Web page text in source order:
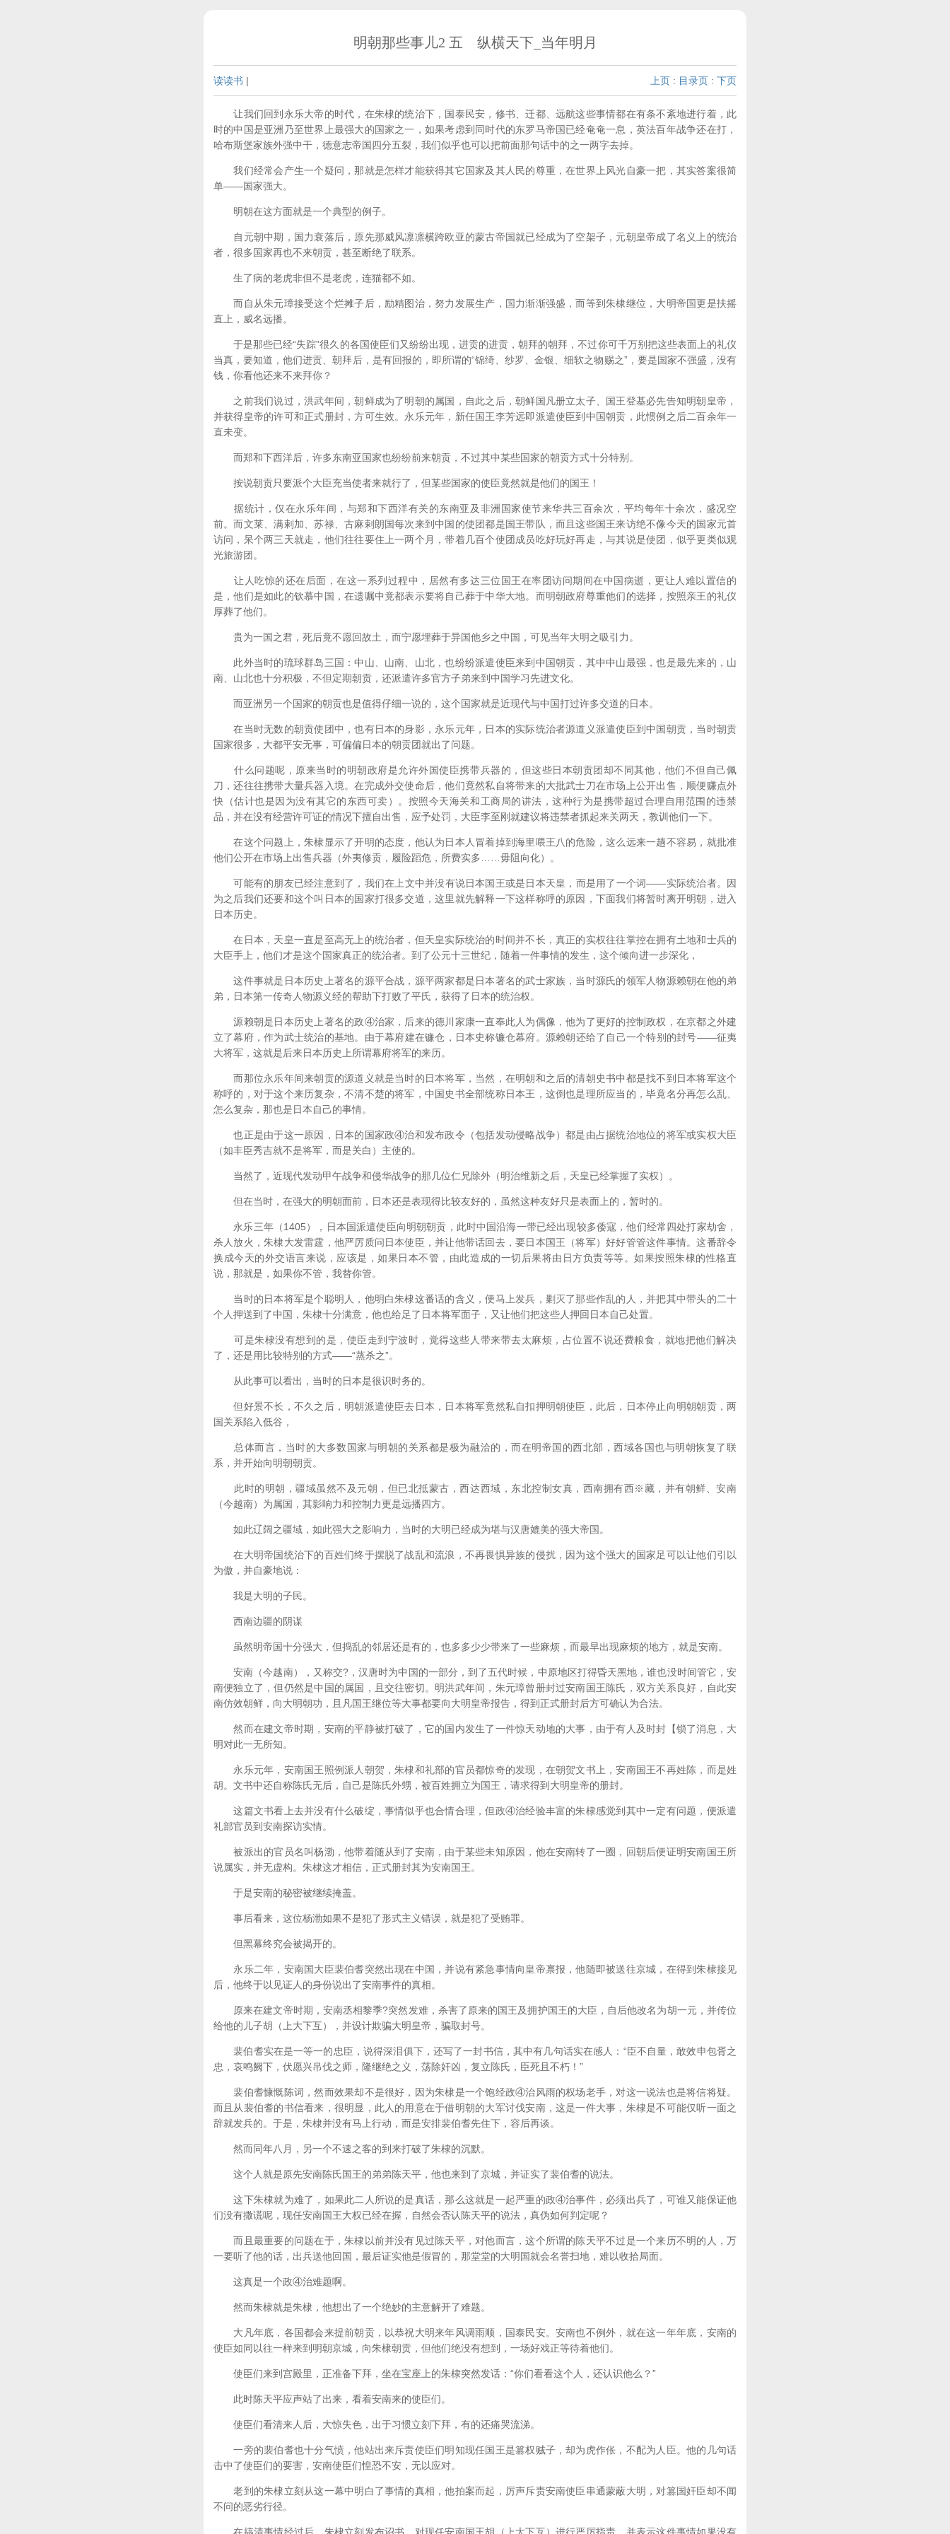
明朝那些事儿2 五 纵横天下_当年明月
读读书 | 上页 : 目录页 : 下页
让我们回到永乐大帝的时代，在朱棣的统治下，国泰民安，修书、迁都、远航这些事情都在有条不紊地进行着，此
时的中国是亚洲乃至世界上最强大的国家之一，如果考虑到同时代的东罗马帝国已经奄奄一息，英法百年战争还在打，
哈布斯堡家族外强中干，德意志帝国四分五裂，我们似乎也可以把前面那句话中的之一两字去掉。
我们经常会产生一个疑问，那就是怎样才能获得其它国家及其人民的尊重，在世界上风光自豪一把，其实答案很简
单——国家强大。
明朝在这方面就是一个典型的例子。
自元朝中期，国力衰落后，原先那威风凛凛横跨欧亚的蒙古帝国就已经成为了空架子，元朝皇帝成了名义上的统治
者，很多国家再也不来朝贡，甚至断绝了联系。
生了病的老虎非但不是老虎，连猫都不如。
而自从朱元璋接受这个烂摊子后，励精图治，努力发展生产，国力渐渐强盛，而等到朱棣继位，大明帝国更是扶摇
直上，威名远播。
于是那些已经“失踪”很久的各国使臣们又纷纷出现，进贡的进贡，朝拜的朝拜，不过你可千万别把这些表面上的礼仪
当真，要知道，他们进贡、朝拜后，是有回报的，即所谓的“锦绮、纱罗、金银、细软之物赐之”，要是国家不强盛，没有
钱，你看他还来不来拜你？
之前我们说过，洪武年间，朝鲜成为了明朝的属国，自此之后，朝鲜国凡册立太子、国王登基必先告知明朝皇帝，
并获得皇帝的许可和正式册封，方可生效。永乐元年，新任国王李芳远即派遣使臣到中国朝贡，此惯例之后二百余年一
直未变。
而郑和下西洋后，许多东南亚国家也纷纷前来朝贡，不过其中某些国家的朝贡方式十分特别。
按说朝贡只要派个大臣充当使者来就行了，但某些国家的使臣竟然就是他们的国王！
据统计，仅在永乐年间，与郑和下西洋有关的东南亚及非洲国家使节来华共三百余次，平均每年十余次，盛况空
前。而文莱、满剌加、苏禄、古麻剌朗国每次来到中国的使团都是国王带队，而且这些国王来访绝不像今天的国家元首
访问，呆个两三天就走，他们往往要住上一两个月，带着几百个使团成员吃好玩好再走，与其说是使团，似乎更类似观
光旅游团。
让人吃惊的还在后面，在这一系列过程中，居然有多达三位国王在率团访问期间在中国病逝，更让人难以置信的
是，他们是如此的钦慕中国，在遗嘱中竟都表示要将自己葬于中华大地。而明朝政府尊重他们的选择，按照亲王的礼仪
厚葬了他们。
贵为一国之君，死后竟不愿回故土，而宁愿埋葬于异国他乡之中国，可见当年大明之吸引力。
此外当时的琉球群岛三国：中山、山南、山北，也纷纷派遣使臣来到中国朝贡，其中中山最强，也是最先来的，山
南、山北也十分积极，不但定期朝贡，还派遣许多官方子弟来到中国学习先进文化。
而亚洲另一个国家的朝贡也是值得仔细一说的，这个国家就是近现代与中国打过许多交道的日本。
在当时无数的朝贡使团中，也有日本的身影，永乐元年，日本的实际统治者源道义派遣使臣到中国朝贡，当时朝贡
国家很多，大都平安无事，可偏偏日本的朝贡团就出了问题。
什么问题呢，原来当时的明朝政府是允许外国使臣携带兵器的，但这些日本朝贡团却不同其他，他们不但自己佩
刀，还往往携带大量兵器入境。在完成外交使命后，他们竟然私自将带来的大批武士刀在市场上公开出售，顺便赚点外
快（估计也是因为没有其它的东西可卖）。按照今天海关和工商局的讲法，这种行为是携带超过合理自用范围的违禁
品，并在没有经营许可证的情况下擅自出售，应予处罚，大臣李至刚就建议将违禁者抓起来关两天，教训他们一下。
在这个问题上，朱棣显示了开明的态度，他认为日本人冒着掉到海里喂王八的危险，这么远来一趟不容易，就批准
他们公开在市场上出售兵器（外夷修贡，履险蹈危，所费实多……毋阻向化）。
可能有的朋友已经注意到了，我们在上文中并没有说日本国王或是日本天皇，而是用了一个词——实际统治者。因
为之后我们还要和这个叫日本的国家打很多交道，这里就先解释一下这样称呼的原因，下面我们将暂时离开明朝，进入
日本历史。
在日本，天皇一直是至高无上的统治者，但天皇实际统治的时间并不长，真正的实权往往掌控在拥有土地和士兵的
大臣手上，他们才是这个国家真正的统治者。到了公元十三世纪，随着一件事情的发生，这个倾向进一步深化，
这件事就是日本历史上著名的源平合战，源平两家都是日本著名的武士家族，当时源氏的领军人物源赖朝在他的弟
弟，日本第一传奇人物源义经的帮助下打败了平氏，获得了日本的统治权。
源赖朝是日本历史上著名的政④治家，后来的德川家康一直奉此人为偶像，他为了更好的控制政权，在京都之外建
立了幕府，作为武士统治的基地。由于幕府建在镰仓，日本史称镰仓幕府。源赖朝还给了自己一个特别的封号——征夷
大将军，这就是后来日本历史上所谓幕府将军的来历。
而那位永乐年间来朝贡的源道义就是当时的日本将军，当然，在明朝和之后的清朝史书中都是找不到日本将军这个
称呼的，对于这个来历复杂，不清不楚的将军，中国史书全部统称日本王，这倒也是理所应当的，毕竟名分再怎么乱、
怎么复杂，那也是日本自己的事情。
也正是由于这一原因，日本的国家政④治和发布政令（包括发动侵略战争）都是由占据统治地位的将军或实权大臣
（如丰臣秀吉就不是将军，而是关白）主使的。
当然了，近现代发动甲午战争和侵华战争的那几位仁兄除外（明治维新之后，天皇已经掌握了实权）。
但在当时，在强大的明朝面前，日本还是表现得比较友好的，虽然这种友好只是表面上的，暂时的。
永乐三年（1405），日本国派遣使臣向明朝朝贡，此时中国沿海一带已经出现较多倭寇，他们经常四处打家劫舍，
杀人放火，朱棣大发雷霆，他严厉质问日本使臣，并让他带话回去，要日本国王（将军）好好管管这件事情。这番辞令
换成今天的外交语言来说，应该是，如果日本不管，由此造成的一切后果将由日方负责等等。如果按照朱棣的性格直
说，那就是，如果你不管，我替你管。
当时的日本将军是个聪明人，他明白朱棣这番话的含义，便马上发兵，剿灭了那些作乱的人，并把其中带头的二十
个人押送到了中国，朱棣十分满意，他也给足了日本将军面子，又让他们把这些人押回日本自己处置。
可是朱棣没有想到的是，使臣走到宁波时，觉得这些人带来带去太麻烦，占位置不说还费粮食，就地把他们解决
了，还是用比较特别的方式——“蒸杀之”。
从此事可以看出，当时的日本是很识时务的。
但好景不长，不久之后，明朝派遣使臣去日本，日本将军竟然私自扣押明朝使臣，此后，日本停止向明朝朝贡，两
国关系陷入低谷，
总体而言，当时的大多数国家与明朝的关系都是极为融洽的，而在明帝国的西北部，西域各国也与明朝恢复了联
系，并开始向明朝朝贡。
此时的明朝，疆域虽然不及元朝，但已北抵蒙古，西达西域，东北控制女真，西南拥有西※藏，并有朝鲜、安南
（今越南）为属国，其影响力和控制力更是远播四方。
如此辽阔之疆域，如此强大之影响力，当时的大明已经成为堪与汉唐媲美的强大帝国。
在大明帝国统治下的百姓们终于摆脱了战乱和流浪，不再畏惧异族的侵扰，因为这个强大的国家足可以让他们引以
为傲，并自豪地说：
我是大明的子民。
西南边疆的阴谋
虽然明帝国十分强大，但捣乱的邻居还是有的，也多多少少带来了一些麻烦，而最早出现麻烦的地方，就是安南。
安南（今越南），又称交?，汉唐时为中国的一部分，到了五代时候，中原地区打得昏天黑地，谁也没时间管它，安
南便独立了，但仍然是中国的属国，且交往密切。明洪武年间，朱元璋曾册封过安南国王陈氏，双方关系良好，自此安
南仿效朝鲜，向大明朝功，且凡国王继位等大事都要向大明皇帝报告，得到正式册封后方可确认为合法。
然而在建文帝时期，安南的平静被打破了，它的国内发生了一件惊天动地的大事，由于有人及时封【锁了消息，大
明对此一无所知。
永乐元年，安南国王照例派人朝贺，朱棣和礼部的官员都惊奇的发现，在朝贺文书上，安南国王不再姓陈，而是姓
胡。文书中还自称陈氏无后，自己是陈氏外甥，被百姓拥立为国王，请求得到大明皇帝的册封。
这篇文书看上去并没有什么破绽，事情似乎也合情合理，但政④治经验丰富的朱棣感觉到其中一定有问题，便派遣
礼部官员到安南探访实情。
被派出的官员名叫杨渤，他带着随从到了安南，由于某些未知原因，他在安南转了一圈，回朝后便证明安南国王所
说属实，并无虚构。朱棣这才相信，正式册封其为安南国王。
于是安南的秘密被继续掩盖。
事后看来，这位杨渤如果不是犯了形式主义错误，就是犯了受贿罪。
但黑幕终究会被揭开的。
永乐二年，安南国大臣裴伯耆突然出现在中国，并说有紧急事情向皇帝禀报，他随即被送往京城，在得到朱棣接见
后，他终于以见证人的身份说出了安南事件的真相。
原来在建文帝时期，安南丞相黎季?突然发难，杀害了原来的国王及拥护国王的大臣，自后他改名为胡一元，并传位
给他的儿子胡（上大下互），并设计欺骗大明皇帝，骗取封号。
裴伯耆实在是一等一的忠臣，说得深泪俱下，还写了一封书信，其中有几句话实在感人：“臣不自量，敢效申包胥之
忠，哀鸣阙下，伏愿兴吊伐之师，隆继绝之义，荡除奸凶，复立陈氏，臣死且不朽！”
裴伯耆慷慨陈词，然而效果却不是很好，因为朱棣是一个饱经政④治风雨的权场老手，对这一说法也是将信将疑。
而且从裴伯耆的书信看来，很明显，此人的用意在于借明朝的大军讨伐安南，这是一件大事，朱棣是不可能仅听一面之
辞就发兵的。于是，朱棣并没有马上行动，而是安排裴伯耆先住下，容后再谈。
然而同年八月，另一个不速之客的到来打破了朱棣的沉默。
这个人就是原先安南陈氏国王的弟弟陈天平，他也来到了京城，并证实了裴伯耆的说法。
这下朱棣就为难了，如果此二人所说的是真话，那么这就是一起严重的政④治事件，必须出兵了，可谁又能保证他
们没有撒谎呢，现任安南国王大权已经在握，自然会否认陈天平的说法，真伪如何判定呢？
而且最重要的问题在于，朱棣以前并没有见过陈天平，对他而言，这个所谓的陈天平不过是一个来历不明的人，万
一要听了他的话，出兵送他回国，最后证实他是假冒的，那堂堂的大明国就会名誉扫地，难以收拾局面。
这真是一个政④治难题啊。
然而朱棣就是朱棣，他想出了一个绝妙的主意解开了难题。
大凡年底，各国都会来提前朝贡，以恭祝大明来年风调雨顺，国泰民安。安南也不例外，就在这一年年底，安南的
使臣如同以往一样来到明朝京城，向朱棣朝贡，但他们绝没有想到，一场好戏正等待着他们。
使臣们来到宫殿里，正准备下拜，坐在宝座上的朱棣突然发话：“你们看看这个人，还认识他么？”
此时陈天平应声站了出来，看着安南来的使臣们。
使臣们看清来人后，大惊失色，出于习惯立刻下拜，有的还痛哭流涕。
一旁的裴伯耆也十分气愤，他站出来斥责使臣们明知现任国王是篡权贼子，却为虎作伥，不配为人臣。他的几句话
击中了使臣们的要害，安南使臣们惶恐不安，无以应对。
老到的朱棣立刻从这一幕中明白了事情的真相，他拍案而起，厉声斥责安南使臣串通蒙蔽大明，对篡国奸臣却不闻
不问的恶劣行径。